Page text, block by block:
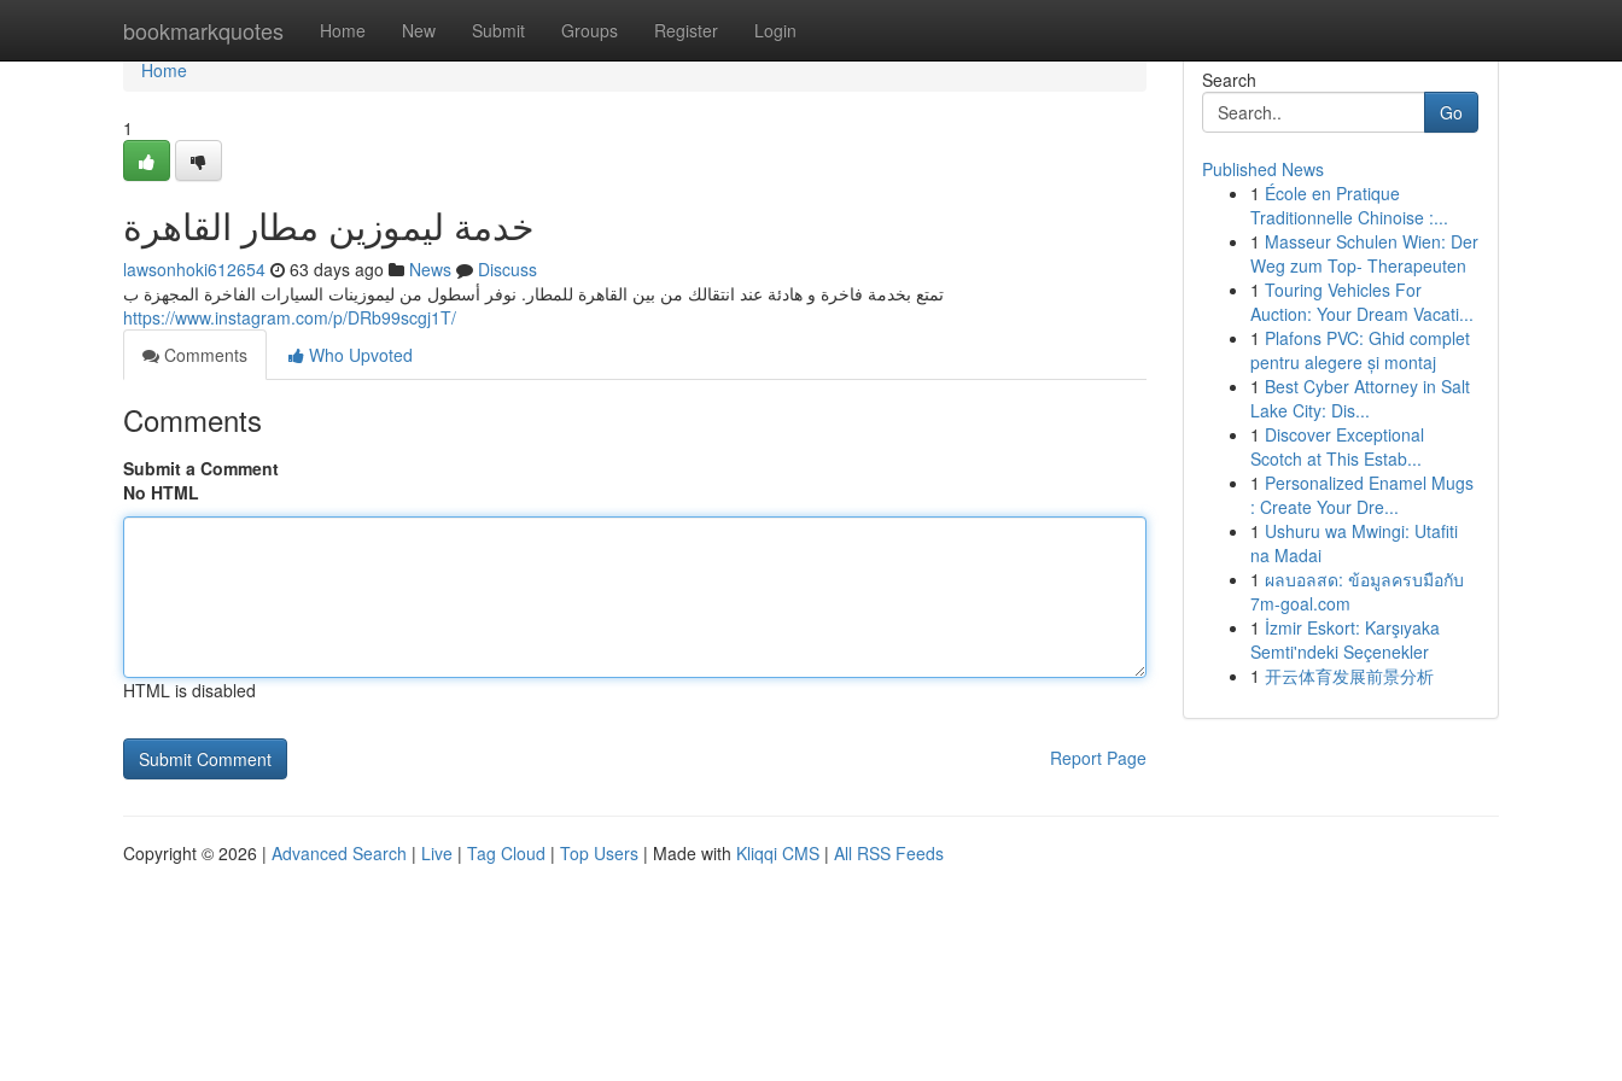
bookmarkquotes Home New Submit Groups Register Login
Home
Home
1
خدمة ليموزين مطار القاهرة
lawsonhoki612654 63 days ago News
Discuss
تمتع بخدمة فاخرة و هادئة عند انتقالك من بين القاهرة للمطار. نوفر أسطول من ليموزينات السيارات الفاخرة المجهزة ب
https://www.instagram.com/p/DRb99scgj1T/
Comments
Who Upvoted
Comments
Submit a Comment
No HTML
HTML is disabled
Report Page
Search
Go
Published News
1 École en Pratique
Traditionnelle Chinoise :...
1 Masseur Schulen Wien: Der
Weg zum Top- Therapeuten
1 Touring Vehicles For
Auction: Your Dream Vacati...
1 Plafons PVC: Ghid complet
pentru alegere și montaj
1 Best Cyber Attorney in Salt
Lake City: Dis...
1 Discover Exceptional
Scotch at This Estab...
1 Personalized Enamel Mugs
: Create Your Dre...
1 Ushuru wa Mwingi: Utafiti
na Madai
1 ผลบอลสด: ข้อมูลครบมือกับ
7m-goal.com
1 İzmir Eskort: Karşıyaka
Semti'ndeki Seçenekler
1 开云体育发展前景分析
Copyright © 2026 | Advanced Search | Live | Tag Cloud | Top Users | Made with Kliqqi CMS | All RSS Feeds